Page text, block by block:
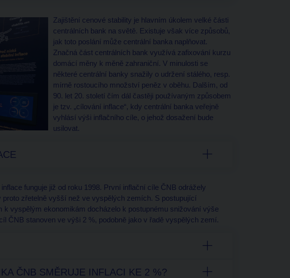
Zajištění cenové stability je hlavním úkolem velké části
centrálních bank na světě. Existuje však více způsobů,
jak toto poslání může centrální banka naplňovat.
Značná část centrálních bank využívá zafixování kurzu
domácí měny k měně zahraniční. V minulosti se
některé centrální banky snažily o udržení stálého, resp.
mírně rostoucího množství peněz v oběhu. Dalším, od
90. let 20. století čím dál častěji používaným způsobem
je tzv. „cílování inflace“, kdy centrální banka veřejně
vyhlásí výši inflačního cíle, o jehož dosažení bude
usilovat.
funguje již od roku 1998. První inflační cíle ČNB odrážely
proto zřetelně vyšší než ve vyspělých zemích. S postupující
k vyspělým ekonomikám docházelo k postupnému snižování výše
ČNB stanoven ve výši 2 %, podobně jako v řadě vyspělých zemí.
ČNB SMĚRUJE INFLACI KE 2 %?